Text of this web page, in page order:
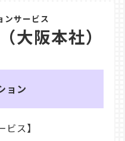
ンサービス
大阪本社）
ョン
ス】